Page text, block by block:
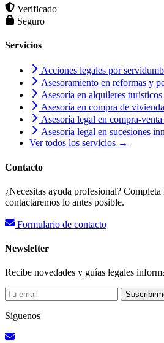
Verificado
Seguro
Servicios
Acciones legales por
Asesoramiento en reformas y
Asesoría en alquileres turísticos
Asesoría en compra de
Asesoría legal en compra-
Asesoría legal en sucesiones
Ver todos los servicios →
Contacto
¿Necesitas ayuda profesional?
contactaremos lo antes posible.
Formulario de contacto
Newsletter
Recibe novedades y guías legales
Síguenos